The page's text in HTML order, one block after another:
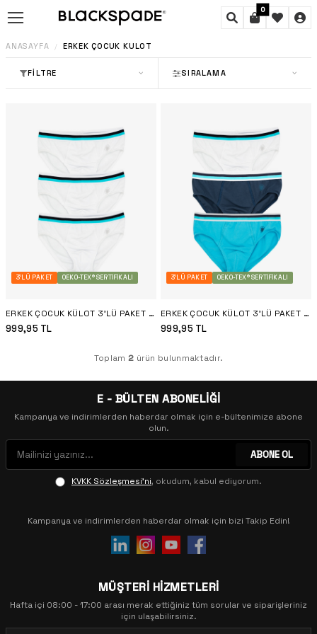
0
ANASAYFA / ERKEK ÇOCUK KÜLOT
FILTRE SIRALAMA
3'LÜ PAKET OEKO-TEX® SERTIFIKALI
ERKEK ÇOCUK KÜLOT 3'LÜ PAKET 9394 - BEYAZ
999,95 TL
3'LÜ PAKET OEKO-TEX® SERTIFIKALI
ERKEK ÇOCUK KÜLOT 3'LÜ PAKET 9394 - LACIVERT AQUA BEYAZ
999,95 TL
Toplam 2 ürün bulunmaktadır.
E - BÜLTEN ABONELİĞİ
Kampanya ve indirimlerden haberdar olmak için e-bültenimize abone
olun.
ABONE OL
KVKK Sözleşmesi'ni, okudum, kabul ediyorum.
Kampanya ve indirimlerden haberdar olmak için bizi Takip Edin!
MÜŞTERİ HİZMETLERİ
Hafta içi 08:00 - 17:00 arası merak ettiğiniz tüm sorular ve siparişleriniz
için ulaşabilirsiniz.